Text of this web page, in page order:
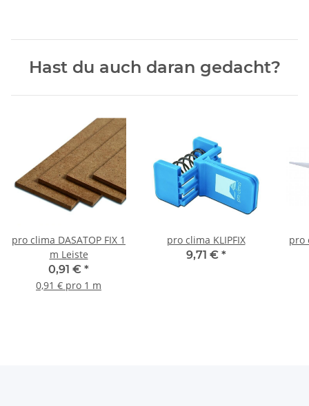
Hast du auch daran gedacht?
pro clima DASATOP FIX 1
m Leiste
0,91 € *
0,91 € pro 1 m
pro clima KLIPFIX
9,71 € *
pro